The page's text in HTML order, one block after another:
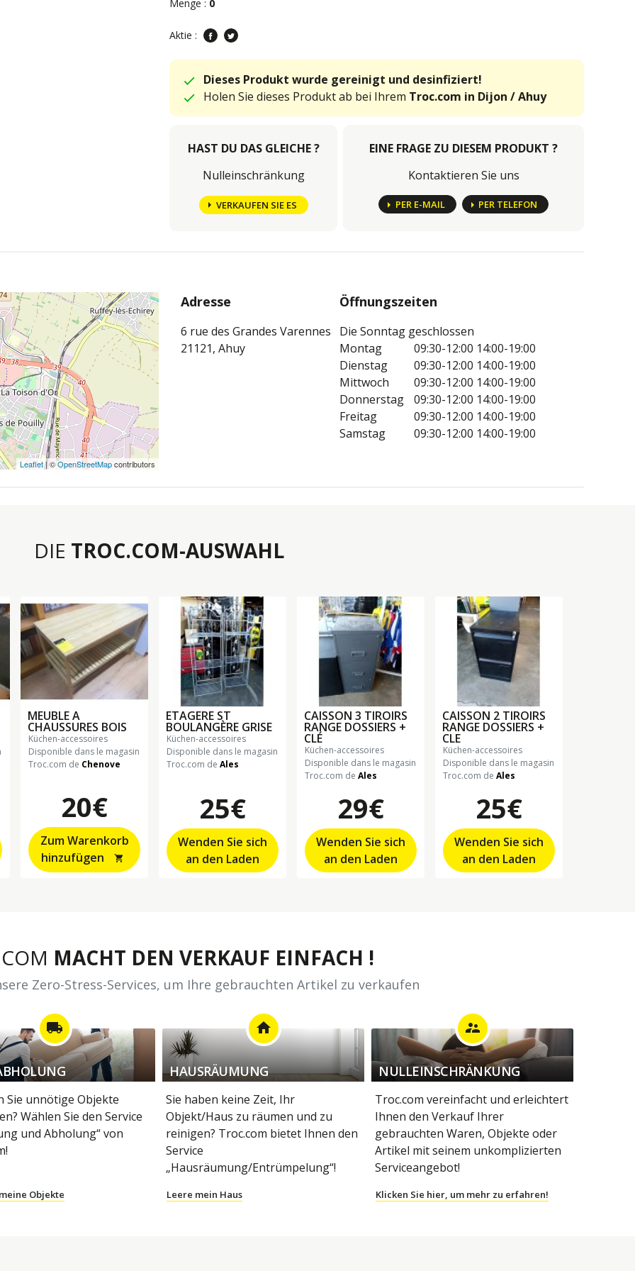
Menge : 0
Aktie :
Dieses Produkt wurde gereinigt und desinfiziert!
Holen Sie dieses Produkt ab bei Ihrem Troc.com in Dijon / Ahuy
HAST DU DAS GLEICHE ?
Nulleinschränkung
VERKAUFEN SIE ES
EINE FRAGE ZU DIESEM PRODUKT ?
Kontaktieren Sie uns
PER E-MAIL PER TELEFON
Leaflet| ©OpenStreetMapcontributors
Adresse
6 rue des Grandes Varennes
21121, Ahuy
Öffnungszeiten
Die Sonntag geschlossen
Montag
09:30-12:00 14:00-19:00
Dienstag
09:30-12:00 14:00-19:00
Mittwoch
09:30-12:00 14:00-19:00
Donnerstag
09:30-12:00 14:00-19:00
Freitag
09:30-12:00 14:00-19:00
Samstag
09:30-12:00 14:00-19:00
DIE TROC.COM-AUSWAHL
MEUBLE A
CHAUSSURES BOIS
küchen-accessoires
Disponible dans le magasin
Troc.com de Chenove
20€
Zum Warenkorb
hinzufügen
shopping_cart
ETAGERE ST
BOULANGÈRE GRISE
küchen-accessoires
Disponible dans le magasin
Troc.com de Ales
25€
Wenden Sie sich
an den Laden
CAISSON 3 TIROIRS
RANGE DOSSIERS +
CLÉ
küchen-accessoires
Disponible dans le magasin
Troc.com de Ales
29€
Wenden Sie sich
an den Laden
CAISSON 2 TIROIRS
RANGE DOSSIERS +
CLE
küchen-accessoires
Disponible dans le magasin
Troc.com de Ales
25€
Wenden Sie sich
an den Laden
MACHT DEN VERKAUF EINFACH !
Zero-Stress-Services, um Ihre gebrauchten Artikel zu verkaufen
local_shipping
Sie unnötige Objekte
Wählen Sie den Service
und Abholung“ von
Objekte
home
HAUSRÄUMUNG
Sie haben keine Zeit, Ihr
Objekt/Haus zu räumen und zu
reinigen? Troc.com bietet Ihnen den
Service
„Hausräumung/Entrümpelung“!
Leere mein Haus
supervisor_account
NULLEINSCHRÄNKUNG
Troc.com vereinfacht und erleichtert
Ihnen den Verkauf Ihrer
gebrauchten Waren, Objekte oder
Artikel mit seinem unkomplizierten
Serviceangebot!
Klicken Sie hier, um mehr zu erfahren!